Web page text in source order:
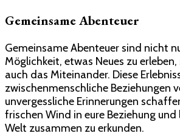
Gemeinsame Abenteuer
Gemeinsame Abenteuer sind nicht
Möglichkeit, etwas Neues zu
auch das Miteinander. Diese
zwischenmenschliche Beziehungen
unvergessliche Erinnerungen
frischen Wind in eure Beziehung
Welt zusammen zu erkunden.